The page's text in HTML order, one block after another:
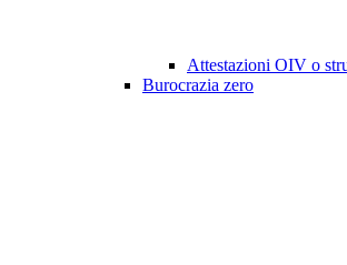
Attestazioni OIV o
Burocrazia zero